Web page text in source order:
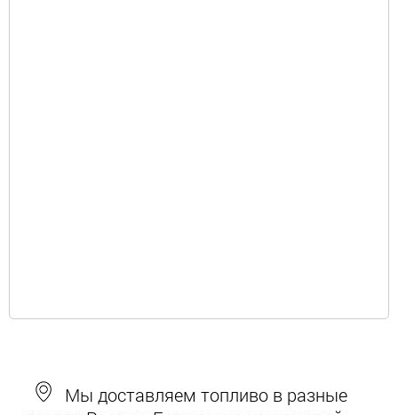
Мы доставляем топливо в разные